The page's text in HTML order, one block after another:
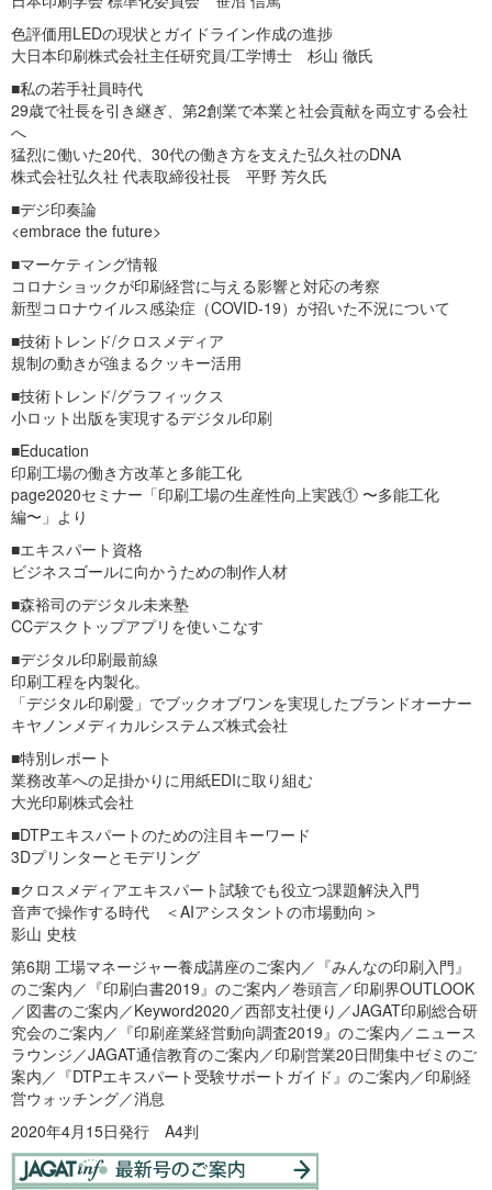
色評価用LEDの現状とガイドライン作成の進捗
大日本印刷株式会社主任研究員/工学博士 杉山 徹氏
■私の若手社員時代
29歳で社長を引き継ぎ、第2創業で本業と社会貢献を両立する会社
へ
猛烈に働いた20代、30代の働き方を支えた弘久社のDNA
株式会社弘久社 代表取締役社長 平野 芳久氏
■デジ印奏論
<embrace the future>
■マーケティング情報
コロナショックが印刷経営に与える影響と対応の考察
新型コロナウイルス感染症（COVID-19）が招いた不況について
■技術トレンド/クロスメディア
規制の動きが強まるクッキー活用
■技術トレンド/グラフィックス
小ロット出版を実現するデジタル印刷
■Education
印刷工場の働き方改革と多能工化
page2020セミナー「印刷工場の生産性向上実践① 〜多能工化
編〜」より
■エキスパート資格
ビジネスゴールに向かうための制作人材
■森裕司のデジタル未来塾
CCデスクトップアプリを使いこなす
■デジタル印刷最前線
印刷工程を内製化。
「デジタル印刷愛」でブックオブワンを実現したブランドオーナー
キヤノンメディカルシステムズ株式会社
■特別レポート
業務改革への足掛かりに用紙EDIに取り組む
大光印刷株式会社
■DTPエキスパートのための注目キーワード
3Dプリンターとモデリング
■クロスメディアエキスパート試験でも役立つ課題解決入門
音声で操作する時代 ＜AIアシスタントの市場動向＞
影山 史枝
第6期 工場マネージャー養成講座のご案内／『みんなの印刷入門』
のご案内／『印刷白書2019』のご案内／巻頭言／印刷界OUTLOOK
／図書のご案内／Keyword2020／西部支社便り／JAGAT印刷総合研
究会のご案内／『印刷産業経営動向調査2019』のご案内／ニュース
ラウンジ／JAGAT通信教育のご案内／印刷営業20日間集中ゼミのご
案内／『DTPエキスパート受験サポートガイド』のご案内／印刷経
営ウォッチング／消息
2020年4月15日発行 A4判